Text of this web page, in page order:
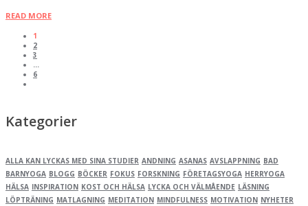
READ MORE
1
2
3
…
6
Kategorier
ALLA KAN LYCKAS MED SINA STUDIER ANDNING ASANAS AVSLAPPNING BAD
BARNYOGA BLOGG BÖCKER FOKUS FORSKNING FÖRETAGSYOGA HERRYOGA
HÄLSA INSPIRATION KOST OCH HÄLSA LYCKA OCH VÄLMÅENDE LÄSNING
LÖPTRÄNING MATLAGNING MEDITATION MINDFULNESS MOTIVATION NYHETER